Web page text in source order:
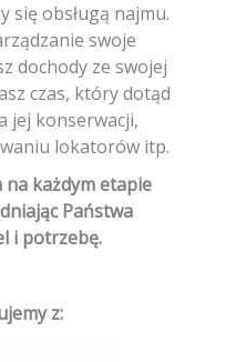
się obsługą najmu.
swoje
dochody ze swojej
czas, który dotąd
jej konserwacji,
lokatorów itp.
na każdym etapie
Państwa
i potrzebę.
z: